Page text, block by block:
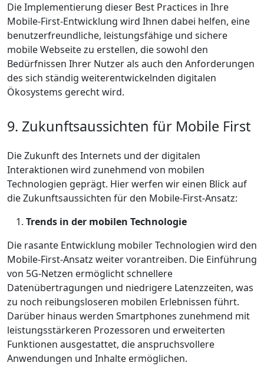
Die Implementierung dieser Best Practices in Ihre
Mobile-First-Entwicklung wird Ihnen dabei helfen, eine
benutzerfreundliche, leistungsfähige und sichere
mobile Webseite zu erstellen, die sowohl den
Bedürfnissen Ihrer Nutzer als auch den Anforderungen
des sich ständig weiterentwickelnden digitalen
Ökosystems gerecht wird.
9. Zukunftsaussichten für Mobile First
Die Zukunft des Internets und der digitalen
Interaktionen wird zunehmend von mobilen
Technologien geprägt. Hier werfen wir einen Blick auf
die Zukunftsaussichten für den Mobile-First-Ansatz:
Trends in der mobilen Technologie
Die rasante Entwicklung mobiler Technologien wird den
Mobile-First-Ansatz weiter vorantreiben. Die Einführung
von 5G-Netzen ermöglicht schnellere
Datenübertragungen und niedrigere Latenzzeiten, was
zu noch reibungsloseren mobilen Erlebnissen führt.
Darüber hinaus werden Smartphones zunehmend mit
leistungsstärkeren Prozessoren und erweiterten
Funktionen ausgestattet, die anspruchsvollere
Anwendungen und Inhalte ermöglichen.